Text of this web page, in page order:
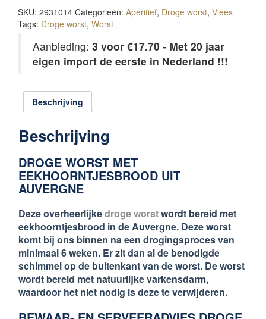
aantal
SKU: 2931014 Categorieën: Aperitief, Droge worst, Vlees
Tags: Droge worst, Worst
Aanbieding: 3 voor €17.70 - Met 20 jaar
eigen import de eerste in Nederland !!!
Beschrijving
Beschrijving
DROGE WORST MET
EEKHOORNTJESBROOD UIT
AUVERGNE
Deze overheerlijkedroge worstwordt bereid met
eekhoorntjesbrood in de Auvergne. Deze worst
komt bij ons binnen na een drogingsproces van
minimaal 6 weken. Er zit dan al de benodigde
schimmel op de buitenkant van de worst. De worst
wordt bereid met natuurlijke varkensdarm,
waardoor het niet nodig is deze te verwijderen.